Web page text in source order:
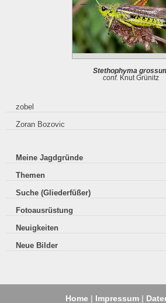
Stethophyma
conf. Knut Grünitz
zobel
Zoran Bozovic
Meine Jagdgründe
Themen
Suche (Gliederfüßer)
Fotoausrüstung
Neuigkeiten
Neue Bilder
Home | Impressum |